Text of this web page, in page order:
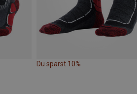
Du sparst 10%